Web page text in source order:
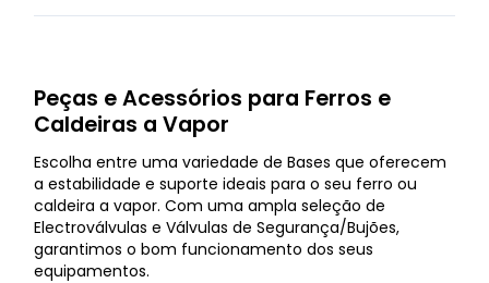
Peças e Acessórios para Ferros e
Caldeiras a Vapor
Escolha entre uma variedade de Bases que oferecem
a estabilidade e suporte ideais para o seu ferro ou
caldeira a vapor. Com uma ampla seleção de
Electroválvulas e Válvulas de Segurança/Bujões,
garantimos o bom funcionamento dos seus
equipamentos.